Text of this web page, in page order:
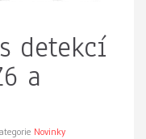
detekcí
a
Novinky